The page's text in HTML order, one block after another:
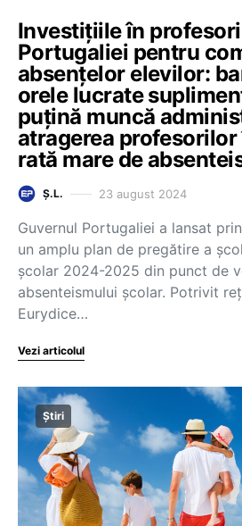
Investițiile în
Portugaliei pentru
absențelor elevilor:
orele lucrate
puțină muncă
atragerea
rată mare de
Ș.L. 23 august 2024
Guvernul Portugaliei a lansat
un amplu plan de pregătire a
școlar 2024-2025 din punct de
absenteismului școlar. Potrivit
Eurydice…
Vezi articolul
Știri